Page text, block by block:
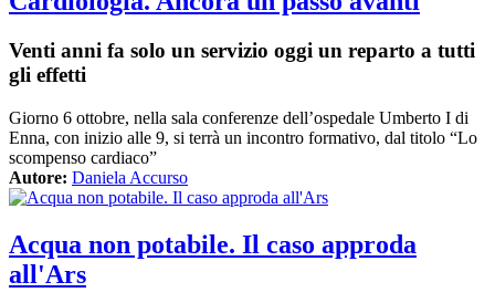
Venti anni fa solo un servizio oggi un reparto a tutti
gli effetti
Giorno 6 ottobre, nella sala conferenze dell’ospedale Umberto I di
Enna, con inizio alle 9, si terrà un incontro formativo, dal titolo “Lo
scompenso cardiaco”
Autore: Daniela Accurso
Acqua non potabile. Il caso approda
all'Ars